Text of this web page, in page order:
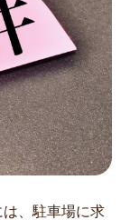
、駐車場に求